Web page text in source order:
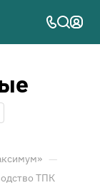
—
ТПК